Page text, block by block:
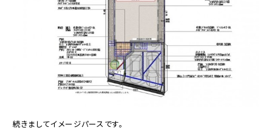
続きましてイメージパースです。